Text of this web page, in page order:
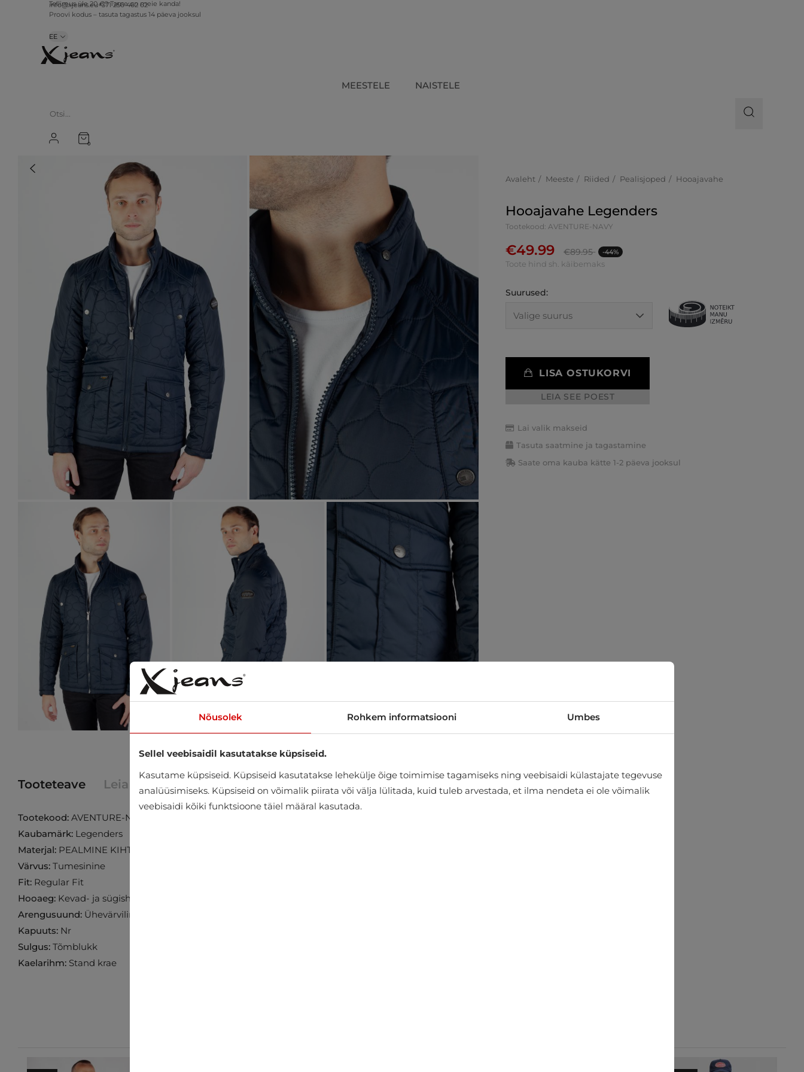
info@xjeans.eu+371 256 462 62
Tellimus üle 20 €? Tarne on meie kanda!
EE
MEESTELE NAISTELE
0
Avaleht Meeste Riided Pealisjoped Hooajavahe
Hooajavahe Legenders
Tootekood: AVENTURE-NAVY
€49.99 €89.95 -44%
Toote hind sh. käibemaks
Suurused:
LISA OSTUKORVI
LEIA SEE POEST
Lai valik makseid
Tasuta saatmine ja tagastamine
Saate oma kauba kätte 1-2 päeva jooksul
Tooteteave Leia toode poest
Tootekood: AVENTURE-NAVY
Kaubamärk: Legenders
Materjal: PEALMINE KIHT: 100% NAILON VOODER: 100% POLÜESTER
Värvus: Tumesinine
Fit: Regular Fit
Hooaeg: Kevad- ja sügishooajaks
Arengusuund: Ühevärviline
Kapuuts: Nr
Sulgus: Tõmblukk
Kaelarihm: Stand krae
Nõusolek Rohkem informatsiooni Umbes
Sellel veebisaidil kasutatakse küpsiseid.
Kasutame küpsiseid. Küpsiseid kasutatakse lehekülje õige toimimise tagamiseks ning veebisaidi külastajate tegevuse
analüüsimiseks. Küpsiseid on võimalik piirata või välja lülitada, kuid tuleb arvestada, et ilma nendeta ei ole võimalik
veebisaidi kõiki funktsioone täiel määral kasutada.